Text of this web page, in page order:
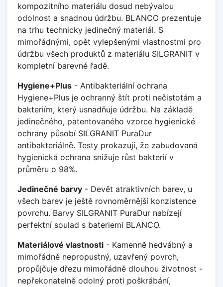
kompozitního materiálu dosud nebývalou
odolnost a snadnou údržbu. BLANCO prezentuje
na trhu technicky jedinečný materiál. S
mimořádnými, opět vylepšenými vlastnostmi pro
údržbu všech produktů z materiálu SILGRANIT v
kompletní barevné řadě.
Hygiene+Plus - Antibakteriální ochrana
Hygiene+Plus je ochranný štít proti nečistotám a
bakteriím, který usnadňuje údržbu. Na základě
jedinečného, patentovaného vzorce hygienické
ochrany působí SILGRANIT PuraDur
antibakteriálně. Testy prokazují, že zabudovaná
hygienická ochrana snižuje růst bakterií v
průměru o 98%.
Jedinečné barvy - Devět atraktivních barev, u
všech barev je ještě rovnoměrnější konzistence
povrchu. Barvy SILGRANIT PuraDur nabízejí
perfektní soulad s bateriemi BLANCO.
Materiálové vlastnosti - Kamenně hedvábný a
mimořádně nepropustný, uzavřený povrch,
propůjčuje dřezu mimořádně dlouhou životnost -
nepřekonatelně odolný proti poškrábání,